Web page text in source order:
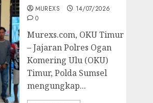
MUREXS
14/07/2026
0
Murexs.com, OKU Timur
– Jajaran Polres Ogan
Komering Ulu (OKU)
Timur, Polda Sumsel
mengungkap...